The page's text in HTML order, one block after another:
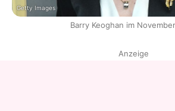
Getty Images
Barry Keoghan im
Anzeige